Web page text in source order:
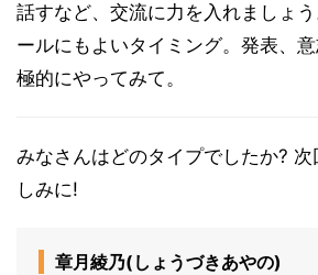
話すなど、交流に力を入れましょ
ールにもよいタイミング。発表、
極的にやってみて。
みなさんはどのタイプでしたか?
しみに!
章月綾乃(しょうづきあやの)